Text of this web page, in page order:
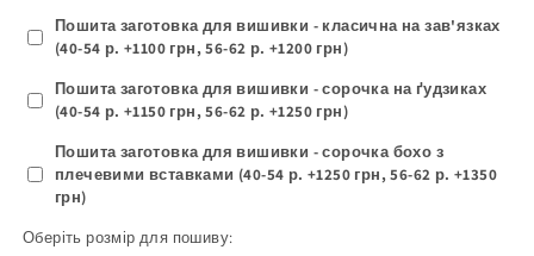
Пошита заготовка для вишивки - класична на зав'язках
(40-54 р. +1100 грн, 56-62 р. +1200 грн)
Пошита заготовка для вишивки - сорочка на ґудзиках
(40-54 р. +1150 грн, 56-62 р. +1250 грн)
Пошита заготовка для вишивки - сорочка бохо з
плечевими вставками (40-54 р. +1250 грн, 56-62 р. +1350
грн)
Оберіть розмір для пошиву: